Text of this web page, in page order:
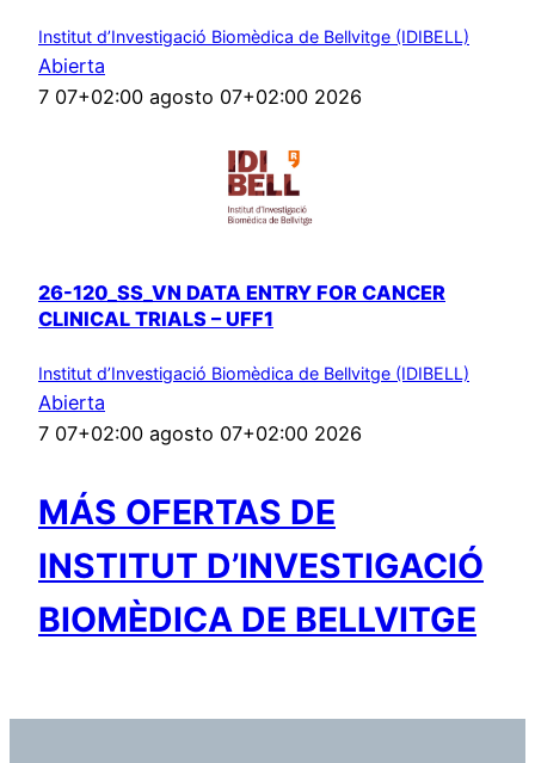
Institut d’Investigació Biomèdica de Bellvitge (IDIBELL)
Abierta
7 07+02:00 agosto 07+02:00 2026
26-120_SS_VN DATA ENTRY FOR CANCER
CLINICAL TRIALS – UFF1
Institut d’Investigació Biomèdica de Bellvitge (IDIBELL)
Abierta
7 07+02:00 agosto 07+02:00 2026
MÁS OFERTAS DE
INSTITUT D’INVESTIGACIÓ
BIOMÈDICA DE BELLVITGE